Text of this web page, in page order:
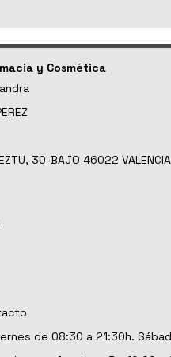
y Cosmética
30-BAJO 46022
de 08:30 a 21:30h.